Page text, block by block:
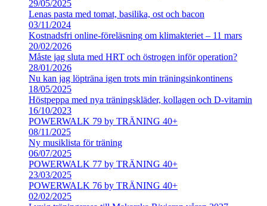
29/05/2025
Lenas pasta med tomat, basilika, ost och bacon
03/11/2024
Kostnadsfri online-föreläsning om klimakteriet – 11 mars
20/02/2026
Måste jag sluta med HRT och östrogen inför operation?
28/01/2026
Nu kan jag löpträna igen trots min träningsinkontinens
18/05/2025
Höstpeppa med nya träningskläder, kollagen och D-vitamin
16/10/2023
POWERWALK 79 by TRÄNING 40+
08/11/2025
Ny musiklista för träning
06/07/2025
POWERWALK 77 by TRÄNING 40+
23/03/2025
POWERWALK 76 by TRÄNING 40+
02/02/2025